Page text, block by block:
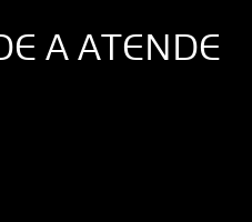
A ATENDE